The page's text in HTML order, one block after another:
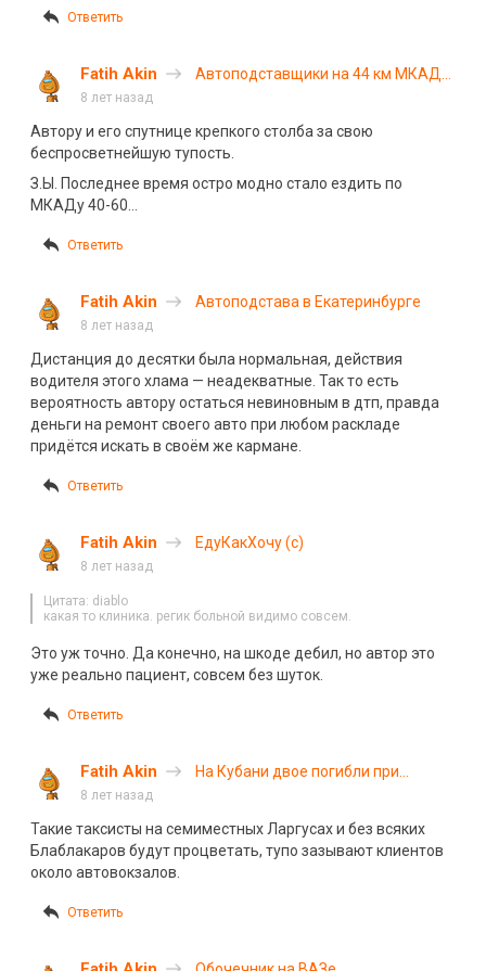
Ответить
Fatih Akin
Автоподставщики на 44 км МКАД
8 лет назад
Автору и его спутнице крепкого столба за свою
беспросветнейшую тупость.
З.Ы. Последнее время остро модно стало ездить по
МКАДу 40-60…
Ответить
Fatih Akin Автоподстава в Екатеринбурге
8 лет назад
Дистанция до десятки была нормальная, действия
водителя этого хлама — неадекватные. Так то есть
вероятность автору остаться невиновным в дтп, правда
деньги на ремонт своего авто при любом раскладе
придётся искать в своём же кармане.
Ответить
Fatih Akin ЕдуКакХочу (с)
8 лет назад
Цитата: diablo
какая то клиника. регик больной видимо совсем.
Это уж точно. Да конечно, на шкоде дебил, но автор это
уже реально пациент, совсем без шуток.
Ответить
Fatih Akin
На Кубани двое погибли при
8 лет назад
Такие таксисты на семиместных Ларгусах и без всяких
Блаблакаров будут процветать, тупо зазывают клиентов
около автовокзалов.
Ответить